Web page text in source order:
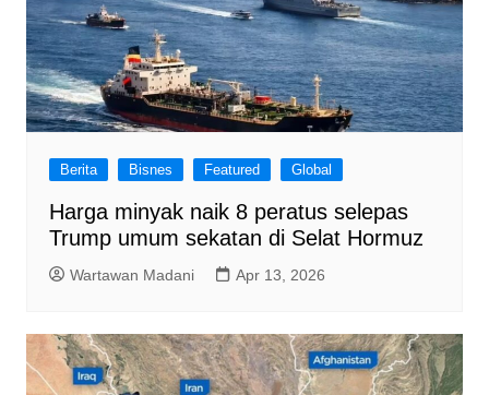
Berita Bisnes Featured Global
Harga minyak naik 8 peratus selepas
Trump umum sekatan di Selat Hormuz
Wartawan Madani Apr 13, 2026